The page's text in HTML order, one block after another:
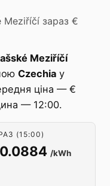
Meziříčí зараз €
Meziříčí
Czechia у
ціна — €
— 12:00.
(15:00)
/kWh